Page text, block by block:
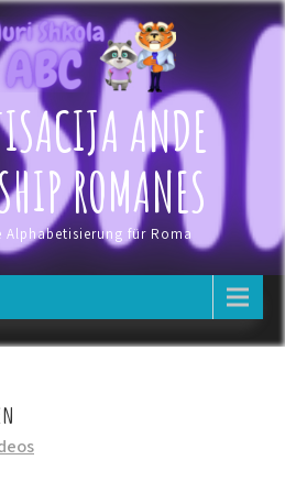
ANDE
ROMANES
Alphabetisierung für Roma